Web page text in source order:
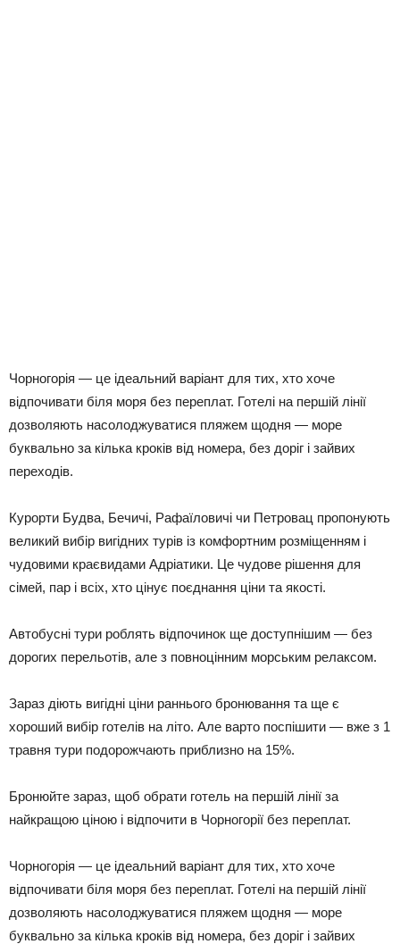
Чорногорія — це ідеальний варіант для тих, хто хоче
відпочивати біля моря без переплат. Готелі на першій лінії
дозволяють насолоджуватися пляжем щодня — море
буквально за кілька кроків від номера, без доріг і зайвих
переходів.
Курорти Будва, Бечичі, Рафаїловичі чи Петровац пропонують
великий вибір вигідних турів із комфортним розміщенням і
чудовими краєвидами Адріатики. Це чудове рішення для
сімей, пар і всіх, хто цінує поєднання ціни та якості.
Автобусні тури роблять відпочинок ще доступнішим — без
дорогих перельотів, але з повноцінним морським релаксом.
Зараз діють вигідні ціни раннього бронювання та ще є
хороший вибір готелів на літо. Але варто поспішити — вже з 1
травня тури подорожчають приблизно на 15%.
Бронюйте зараз, щоб обрати готель на першій лінії за
найкращою ціною і відпочити в Чорногорії без переплат.
Чорногорія — це ідеальний варіант для тих, хто хоче
відпочивати біля моря без переплат. Готелі на першій лінії
дозволяють насолоджуватися пляжем щодня — море
буквально за кілька кроків від номера, без доріг і зайвих